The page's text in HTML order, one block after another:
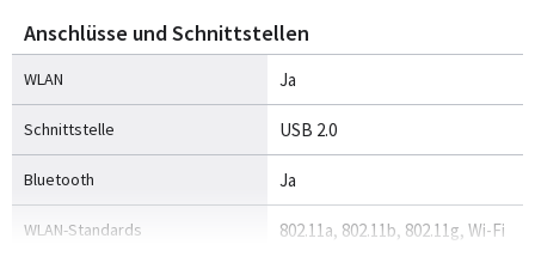
Anschlüsse und Schnittstellen
WLAN Ja
Schnittstelle USB 2.0
Bluetooth Ja
WLAN-Standards
802.11a, 802.11b, 802.11g, Wi-Fi